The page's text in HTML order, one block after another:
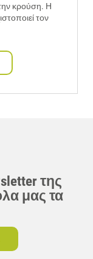
κρούση. Η
τον
της
μας τα